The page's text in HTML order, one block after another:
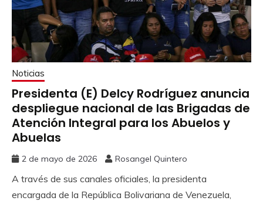
Noticias
Presidenta (E) Delcy Rodríguez anuncia
despliegue nacional de las Brigadas de
Atención Integral para los Abuelos y
Abuelas
2 de mayo de 2026 Rosangel Quintero
A través de sus canales oficiales, la presidenta
encargada de la República Bolivariana de Venezuela,